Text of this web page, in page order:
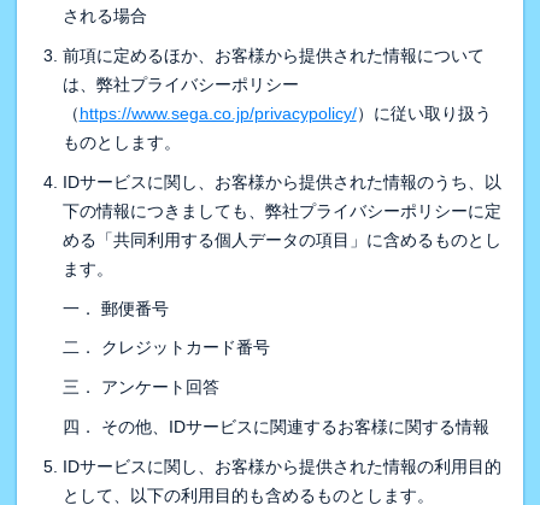
される場合
前項に定めるほか、お客様から提供された情報について
は、弊社プライバシーポリシー
（https://www.sega.co.jp/privacypolicy/）に従い取り扱う
ものとします。
IDサービスに関し、お客様から提供された情報のうち、以
下の情報につきましても、弊社プライバシーポリシーに定
める「共同利用する個人データの項目」に含めるものとし
ます。
一． 郵便番号
二． クレジットカード番号
三． アンケート回答
四． その他、IDサービスに関連するお客様に関する情報
IDサービスに関し、お客様から提供された情報の利用目的
として、以下の利用目的も含めるものとします。